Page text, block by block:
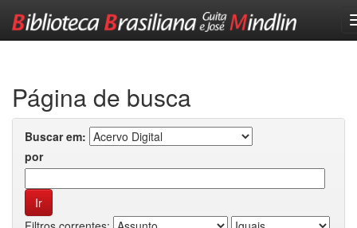
Página de busca
Buscar em:
por